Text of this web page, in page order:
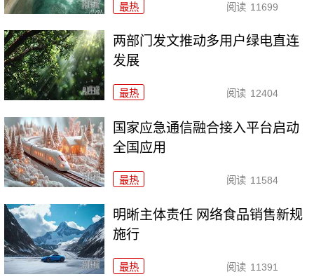
最热 阅读 11699
两部门发文推动多用户绿电直连
发展
最热 阅读 12404
国家应急通信融合接入平台启动
全国应用
最热 阅读 11584
明晰主体责任 网络食品销售新规
施行
最热 阅读 11391